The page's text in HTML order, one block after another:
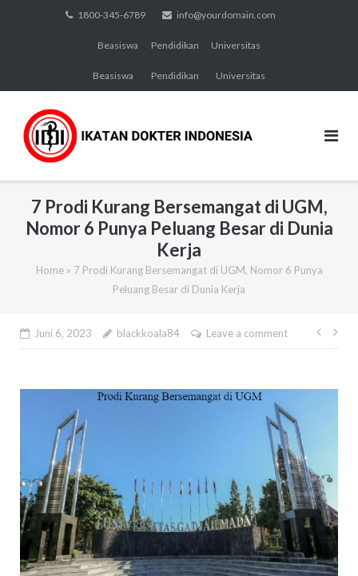
1800-345-6789 info@yourdomain.com
Beasiswa Pendidikan Universitas
Beasiswa Pendidikan Universitas
7 Prodi Kurang Bersemangat di UGM,
Nomor 6 Punya Peluang Besar di Dunia
Kerja
Home» 7 Prodi Kurang Bersemangat di UGM, Nomor 6 Punya
Peluang Besar di Dunia Kerja
Juni 6, 2023 blackkoala84 Leave a comment